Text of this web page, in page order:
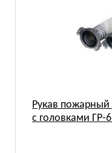
Рукав
с головками ГР-